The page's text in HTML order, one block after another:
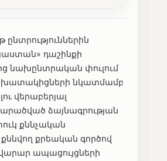
դաշինքի
նախընտրական փուլում
նկատմամբ
վերաբերյալ
ձայնագրության
քննչական
քննվող քրեական գործով
ապացույցների